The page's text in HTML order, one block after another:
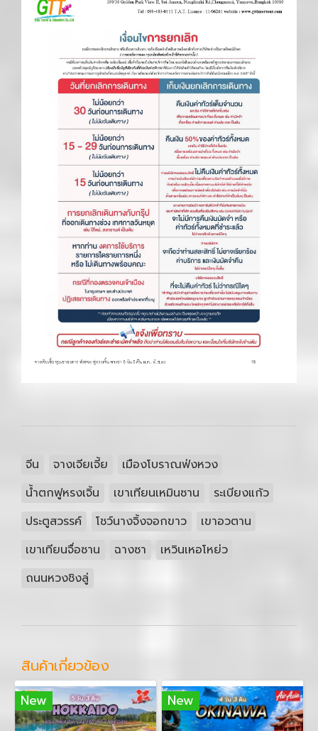
จีน จางเจียเจี้ย
เมืองโบราณฟ่งหวง
น้ำตกฟูหรงเจิ้น
เขาเทียนเหมินซาน
ระเบียงแก้ว
ประตูสวรรค์
โชว์นางจิ้งจอกขาว
เขาอวตาน
เขาเทียนจื่อซาน
ฉางซา
เหวินเหอโหย่ว
ถนนหวงชิงลู่
สินค้าเกี่ยวข้อง
New New